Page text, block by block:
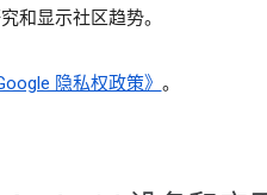
和显示社区趋势。
隐私权政策》 。